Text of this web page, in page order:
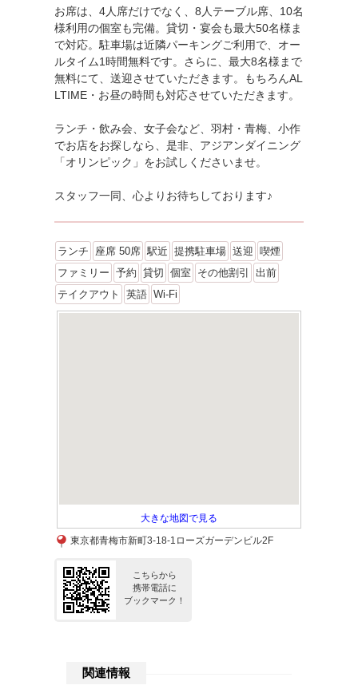
お席は、4人席だけでなく、8人テーブル席、10名
様利用の個室も完備。貸切・宴会も最大50名様ま
で対応。駐車場は近隣パーキングご利用で、オー
ルタイム1時間無料です。さらに、最大8名様まで
無料にて、送迎させていただきます。もちろんAL
LTIME・お昼の時間も対応させていただきます。
ランチ・飲み会、女子会など、羽村・青梅、小作
でお店をお探しなら、是非、アジアンダイニング
「オリンピック」をお試しくださいませ。
スタッフ一同、心よりお待ちしております♪
ランチ 座席 50席 駅近 提携駐車場 送迎 喫煙
ファミリー 予約 貸切 個室 その他割引
出前
テイクアウト
英語 Wi-Fi
大きな地図で見る
東京都青梅市新町3-18-1ローズガーデンビル2F
こちらから
携帯電話に
ブックマーク！
関連情報